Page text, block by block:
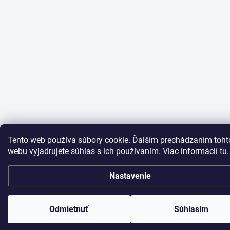
Tento web používa súbory cookie. Ďalším prechádzaním
webu vyjadrujete súhlas s ich používaním. Viac informácií tu.
Nastavenie
Odmietnuť Súhlasím
OTVÁRACIA DOBA PREDAJNE: PO-PIA 9:30-12:00 13:00-17:00